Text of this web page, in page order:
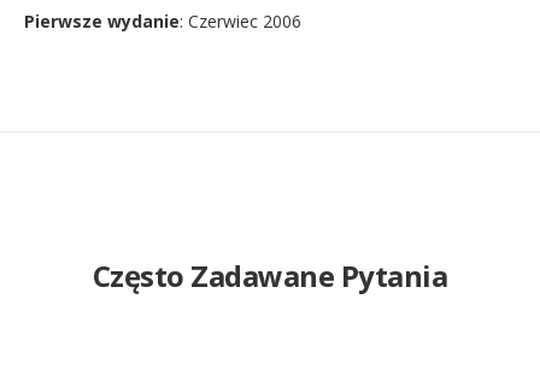
Pierwsze wydanie: Czerwiec 2006
Często Zadawane Pytania